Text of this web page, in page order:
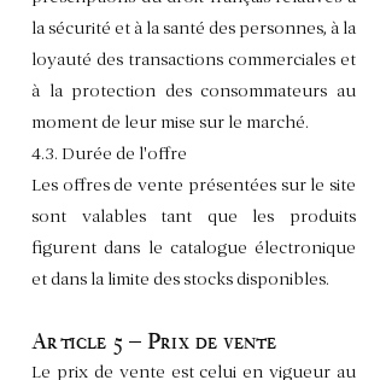
la sécurité et à la santé des personnes, à la
loyauté des transactions commerciales et
à la protection des consommateurs au
moment de leur mise sur le marché.
4.3. Durée de l'offre
Les offres de vente présentées sur le site
sont valables tant que les produits
figurent dans le catalogue électronique
et dans la limite des stocks disponibles.
Article 5 – Prix de vente
Le prix de vente est celui en vigueur au